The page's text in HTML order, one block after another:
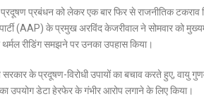
प्रदूषण प्रबंधन को लेकर एक बार फिर से राजनीतिक
(AAP) के प्रमुख अरविंद केजरीवाल ने सोमवार को
रीडिंग समझने पर उनका उपहास किया।
के प्रदूषण-विरोधी उपायों का बचाव करते हुए, वायु
उपयोग डेटा हेरफेर के गंभीर आरोप लगाने के लिए किया।